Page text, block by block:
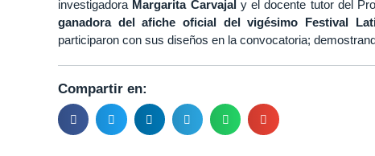
investigadora Margarita Carvajaly el docente tutor del
ganadora del afiche oficial del vigésimo Festival
participaron con sus diseños en la convocatoria;
Compartir en: